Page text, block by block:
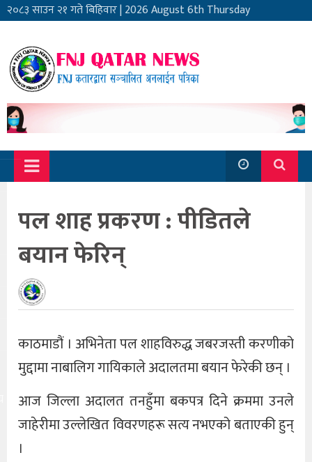
२०८३ साउन २१ गते बिहिवार|2026 August 6th Thursday
पल शाह प्रकरण : पीडितले
बयान फेरिन्
काठमाडौं । अभिनेता पल शाहविरुद्ध जबरजस्ती करणीको
मुद्दामा नाबालिग गायिकाले अदालतमा बयान फेरेकी छन् ।
आज जिल्ला अदालत तनहुँमा बकपत्र दिने क्रममा उनले
जाहेरीमा उल्लेखित विवरणहरू सत्य नभएको बताएकी हुन्
।